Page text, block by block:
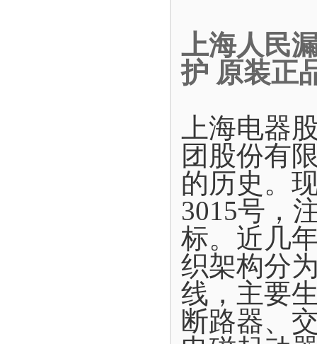
上海人民
护 原装正
上海电器
团股份有
的历史。
3015号，
标。近几
织架构分
线，主要
断路器、